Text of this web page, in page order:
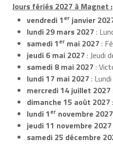
Jours fériés 2027 à Magnet :
vendredi 1er janvier
lundi 29 mars 2027:
samedi 1er mai 2027:
jeudi 6 mai 2027: Jeudi
samedi 8 mai 2027:
lundi 17 mai 2027:
mercredi 14 juillet 2027
dimanche 15 août 2027
lundi 1er novembre 2027
jeudi 11 novembre 2027
samedi 25 décembre